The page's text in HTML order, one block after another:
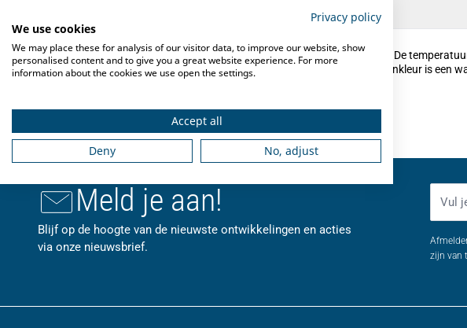
Specificaties
HetScaiola Breakfast Calda Buffet Verwarmdis van zeer hoge kwaliteit. De
tot 90°C. en ideaal voor ontbijtbuffetten. Het prachtige buffet in licht notenkleur is een
Meld je aan!
Blijf op de hoogte van de nieuwste ontwikkelingen en acties
via onze nieuwsbrief.
zijn van
Privacy policy
We use cookies
We may place these for analysis of our visitor data, to improve our website, show
personalised content and to give you a great website experience. For more
information about the cookies we use open the settings.
Accept all
Deny
No, adjust